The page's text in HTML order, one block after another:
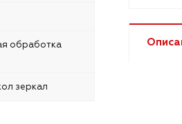
обработка
зеркал